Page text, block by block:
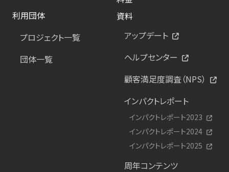
利用団体
プロジェクト一覧
団体一覧
資料
アップデート
ヘルプセンター
顧客満足度調査（NPS）
インパクトレポート
インパクトレポート2023
インパクトレポート2024
インパクトレポート2025
周年コンテンツ